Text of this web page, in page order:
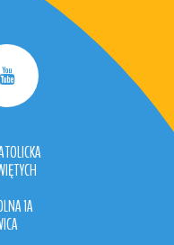
1A